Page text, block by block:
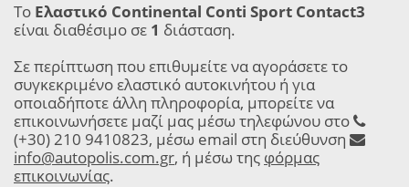
Το Ελαστικό Continental Conti Sport Contact3
είναι διαθέσιμο σε 1 διάσταση.
Σε περίπτωση που επιθυμείτε να αγοράσετε το
συγκεκριμένο ελαστικό αυτοκινήτου ή για
οποιαδήποτε άλλη πληροφορία, μπορείτε να
επικοινωνήσετε μαζί μας μέσω τηλεφώνου στο
(+30) 210 9410823, μέσω email στη διεύθυνση
info@autopolis.com.gr, ή μέσω της φόρμας
επικοινωνίας.